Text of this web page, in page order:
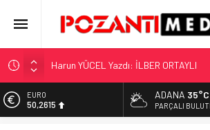
“KILAVUZ HATİCE’NİN MEZARI
Adana’nın Gizli Cenneti Pozantı
Yılmaz Soğutma’dan Buzdolabı Uyarısı
EURO
50,2615
ADANA 35°C
PARÇALI